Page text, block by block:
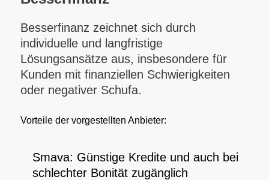
Besserfinanz zeichnet sich durch
individuelle und langfristige
Lösungsansätze aus, insbesondere für
Kunden mit finanziellen Schwierigkeiten
oder negativer Schufa.
Vorteile der vorgestellten Anbieter:
Smava: Günstige Kredite und auch bei
schlechter Bonität zugänglich